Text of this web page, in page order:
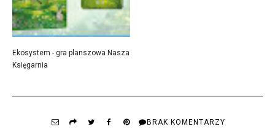
Ekosystem - gra planszowa Nasza
Księgarnia
BRAK KOMENTARZY